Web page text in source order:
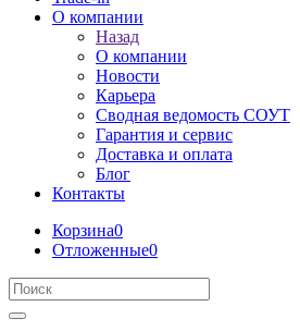
О компании
Назад
О компании
Новости
Карьера
Сводная ведомость СОУТ
Гарантия и сервис
Доставка и оплата
Блог
Контакты
Корзина0
Отложенные0